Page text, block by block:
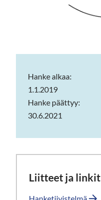
Hanke alkaa:
1.1.2019
Hanke päättyy:
30.6.2021
Liitteet ja linkit